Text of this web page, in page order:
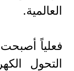
العالمية.
فعلياً
التحول